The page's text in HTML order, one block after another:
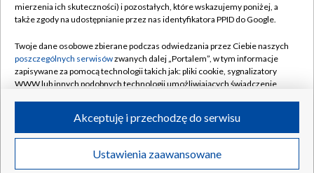
Naziemna Telewizja Cyfrowa
Rada Programowa
System NOS
Informacje o nadawcy
Program dla prasy
Ogłoszenie przetargowe
Pomoc
Kontakt
Kanały
©2026 Telewizja Polska S.A. w likwidacji
mierzenia ich skuteczności) i pozostałych, które wskazujemy poniżej, a
także zgody na udostępnianie przez nas identyfikatora PPID do Google.
Twoje dane osobowe zbierane podczas odwiedzania przez Ciebie naszych
poszczególnych serwisówzwanych dalej „Portalem”, w tym informacje
zapisywane za pomocą technologii takich jak: pliki cookie, sygnalizatory
WWW lub innych podobnych technologii umożliwiających świadczenie
ruchu w Internecie.
Twoje dane osobowe zbierane podczas odwiedzania przez Ciebie
poszczególnych serwisówna Portalu, takie jak adresy IP, identyfikatory
Ustawienia zaawansowane
Akceptuję i przechodzę do serwisu